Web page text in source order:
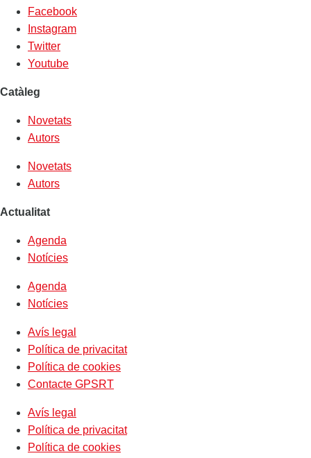
Facebook
Instagram
Twitter
Youtube
Catàleg
Novetats
Autors
Novetats
Autors
Actualitat
Agenda
Notícies
Agenda
Notícies
Avís legal
Política de privacitat
Política de cookies
Contacte GPSRT
Avís legal
Política de privacitat
Política de cookies